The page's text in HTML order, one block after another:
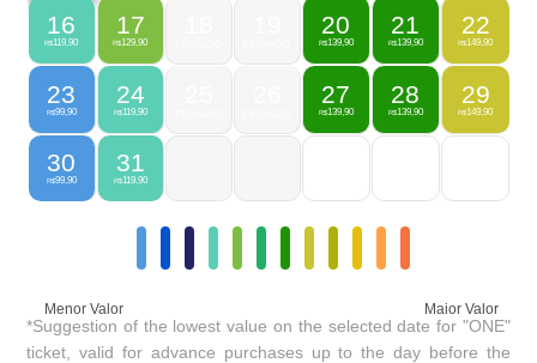
16
R$119,90
17
R$129,90
20
R$139,90
21
R$139,90
22
R$149,90
23
R$99,90
24
R$119,90
27
R$139,90
28
R$139,90
29
R$149,90
30
R$99,90
31
R$119,90
Menor Valor Maior Valor
*Suggestion of the lowest value on the selected date for "ONE"
ticket, valid for advance purchases up to the day before the